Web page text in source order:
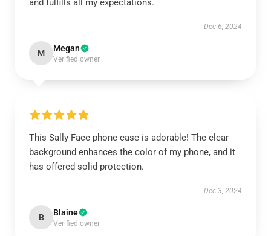
and fulfills all my expectations.
Dec 6, 2024
M Megan
Verified owner
This Sally Face phone case is adorable! The clear
background enhances the color of my phone, and it
has offered solid protection.
Dec 3, 2024
B Blaine
Verified owner